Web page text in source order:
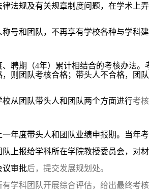
律法规及有关规章制度问题，在学术上
称号和团队，不再享有学校各种与学
、聘期（4年）累计相结合的考核办法
，则团队考核合格；带头人不合格，团
校从团队带头人和团队两个方面进行考
一年度带头人和团队业绩申报期。当
队上报给学科所在学院教授委员会，对
议审批后，提交发展规划处。
有学科团队开展综合评估，给出最终考